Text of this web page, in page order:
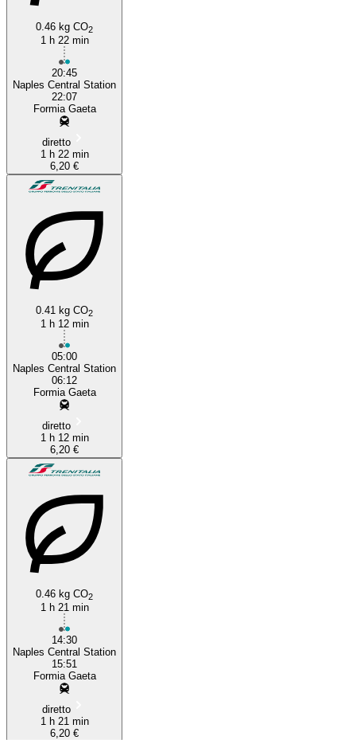
0.46 kg CO2
1 h 22 min
20:45
Naples Central Station
22:07
Formia Gaeta
diretto
1 h 22 min
6,20 €
0.41 kg CO2
1 h 12 min
05:00
Naples Central Station
06:12
Formia Gaeta
diretto
1 h 12 min
6,20 €
0.46 kg CO2
1 h 21 min
14:30
Naples Central Station
15:51
Formia Gaeta
diretto
1 h 21 min
6,20 €